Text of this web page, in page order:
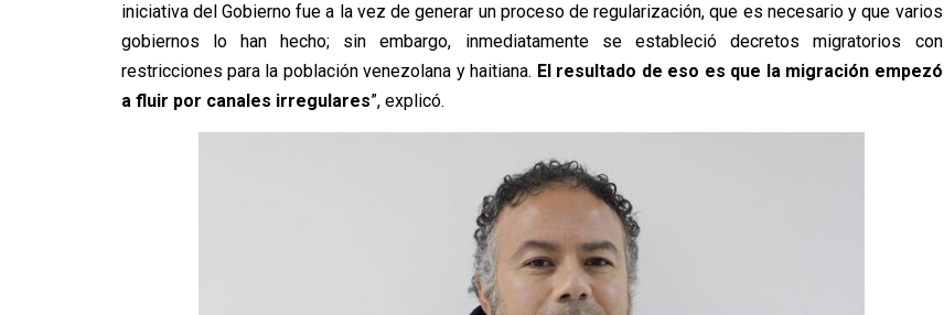
iniciativa del Gobierno fue a la vez de generar un proceso de regularización, que es necesario y que varios
gobiernos lo han hecho; sin embargo, inmediatamente se estableció decretos migratorios con
restricciones para la población venezolana y haitiana. El resultado de eso es que la migración empezó
a fluir por canales irregulares”, explicó.